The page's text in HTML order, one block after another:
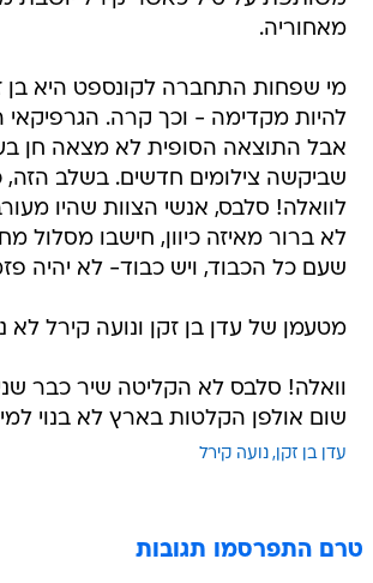
מאחוריה.
מי שפחות התחברה לקונספט היא בן
להיות מקדימה - וכך קרה. הגרפיקאי
אבל התוצאה הסופית לא מצאה חן
שביקשה צילומים חדשים. בשלב הזה,
לוואלה! סלבס, אנשי הצוות שהיו
לא ברור מאיזה כיוון, חישבו מסלול
שעם כל הכבוד, ויש כבוד- לא יהיה
מטעמן של עדן בן זקן ונועה קירל לא
וואלה! סלבס לא הקליטה שיר כבר
שום אולפן הקלטות בארץ לא בנוי
עדן בן זקן נועה קירל
טרם התפרסמו תגובות